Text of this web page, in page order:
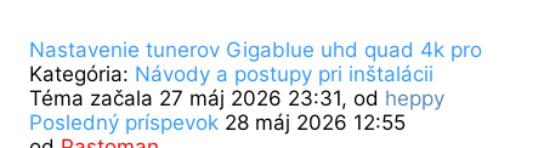
Nastavenie tunerov Gigablue uhd quad 4k pro
Kategória: Návody a postupy pri inštalácii
Téma začala 27 máj 2026 23:31, od heppy
Posledný príspevok28 máj 2026 12:55